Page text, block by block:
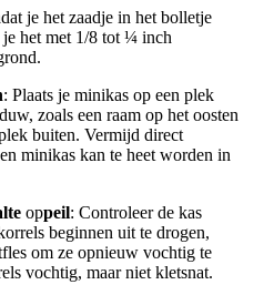
je het zaadje in het bolletje
je het met 1/8 tot ¼ inch
: Plaats je minikas op een plek
zoals een raam op het oosten
buiten. Vermijd direct
minikas kan te heet worden in
oppeil: Controleer de kas
beginnen uit te drogen,
om ze opnieuw vochtig te
vochtig, maar niet kletsnat.